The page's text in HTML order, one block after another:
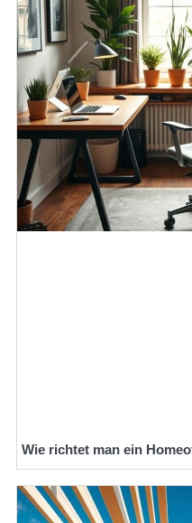
Wie richtet man ein